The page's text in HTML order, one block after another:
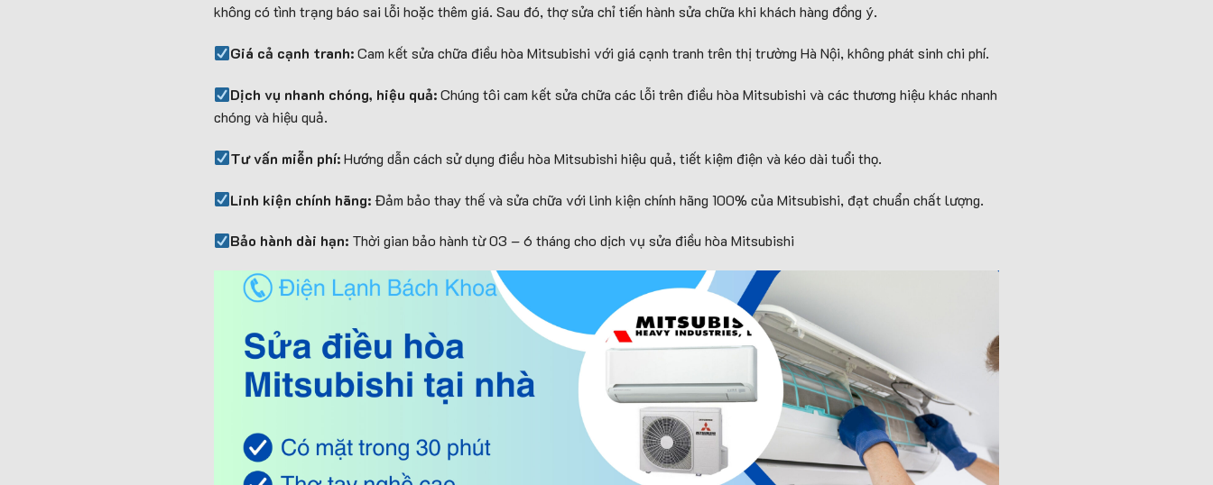
không có tình trạng báo sai lỗi hoặc thêm giá. Sau đó, thợ sửa chỉ tiến hành sửa chữa khi khách hàng đồng ý.
Giá cả cạnh tranh:Cam kết sửa chữa điều hòa Mitsubishi với giá cạnh tranh trên thị trường Hà Nội, không phát sinh chi phí.
Dịch vụ nhanh chóng, hiệu quả:Chúng tôi cam kết sửa chữa các lỗi trên điều hòa Mitsubishi và các thương hiệu khác nhanh
chóng và hiệu quả.
Tư vấn miễn phí:Hướng dẫn cách sử dụng điều hòa Mitsubishi hiệu quả, tiết kiệm điện và kéo dài tuổi thọ.
Linh kiện chính hãng: Đảm bảo thay thế và sửa chữa với linh kiện chính hãng 100% của Mitsubishi, đạt chuẩn chất lượng.
Bảo hành dài hạn: Thời gian bảo hành từ 03 – 6 tháng cho dịch vụ sửa điều hòa Mitsubishi